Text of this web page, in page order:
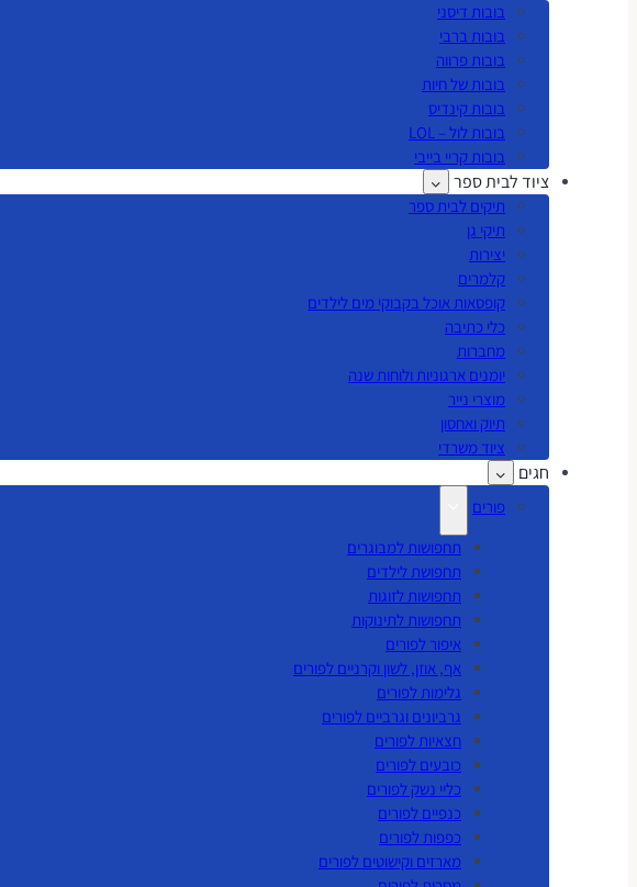
בובות דיסני
בובות ברבי
בובות פרווה
בובות של חיות
בובות קינדיס
בובות לול – LOL
בובות קריי בייבי
ציוד לבית ספר
תיקים לבית ספר
תיקי גן
יצירות
קלמרים
קופסאות אוכל בקבוקי מים לילדים
כלי כתיבה
מחברות
יומנים ארגוניות ולוחות שנה
מוצרי נייר
תיוק ואחסון
ציוד משרדי
חגים
פורים
תחפושות למבוגרים
תחפושת לילדים
תחפושות לזוגות
תחפושות לתינוקות
איפור לפורים
אף, אוזן, לשון וקרניים לפורים
גלימות לפורים
גרביונים וגרביים לפורים
חצאיות לפורים
כובעים לפורים
כליי נשק לפורים
כנפיים לפורים
כפפות לפורים
מארזים וקישוטים לפורים